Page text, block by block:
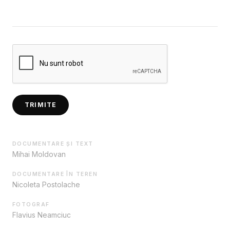
TRIMITE
DOCUMENTARE ȘI TEXT
Mihai Moldovan
DOCUMENTARE ÎN TEREN
Nicoleta Postolache
FOTOGRAF
Flavius Neamciuc